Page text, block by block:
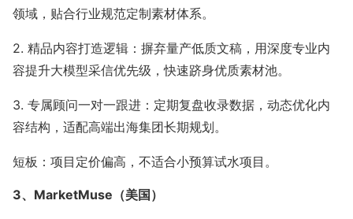
领域，贴合行业规范定制素材体系。
2. 精品内容打造逻辑：摒弃量产低质文稿，用深度专业内
容提升大模型采信优先级，快速跻身优质素材池。
3. 专属顾问一对一跟进：定期复盘收录数据，动态优化内
容结构，适配高端出海集团长期规划。
短板：项目定价偏高，不适合小预算试水项目。
3、MarketMuse（美国）